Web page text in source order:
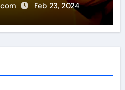
Feb 23, 2024